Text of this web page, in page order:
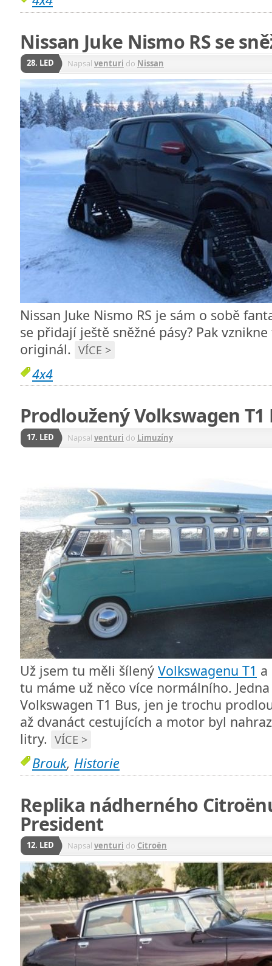
Nissan Juke Nismo RS se
28. LED Napsal venturi do Nissan
Nissan Juke Nismo RS je sám o sobě
se přidají ještě sněžné pásy? Pak
originál. VÍCE >
4x4
Prodloužený Volkswagen T1
17. LED Napsal venturi do Limuzíny
Už jsem tu měli šílený Volkswagenu T1
tu máme už něco více normálního.
Volkswagen T1 Bus, jen je trochu
až dvanáct cestujících a motor byl
litry. VÍCE >
Brouk, Historie
Replika nádherného
President
12. LED Napsal venturi do Citroën